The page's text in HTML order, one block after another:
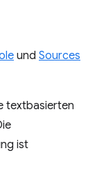
und Sources
textbasierten
ist